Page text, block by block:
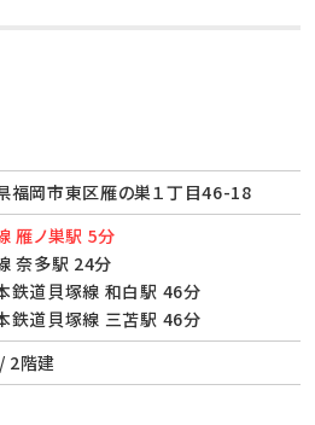
福岡市東区雁の巣１丁目46-18
雁ノ巣駅 5分
奈多駅 24分
鉄道貝塚線 和白駅 46分
鉄道貝塚線 三苫駅 46分
2階建